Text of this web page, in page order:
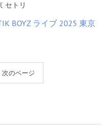
セトリ
次のページ